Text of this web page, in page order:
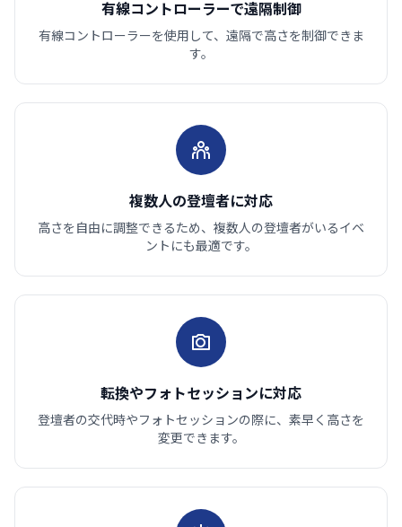
有線コントローラーで遠隔制御
有線コントローラーを使用して、遠隔で高さを制御できま
す。
複数人の登壇者に対応
高さを自由に調整できるため、複数人の登壇者がいるイベ
ントにも最適です。
転換やフォトセッションに対応
登壇者の交代時やフォトセッションの際に、素早く高さを
変更できます。